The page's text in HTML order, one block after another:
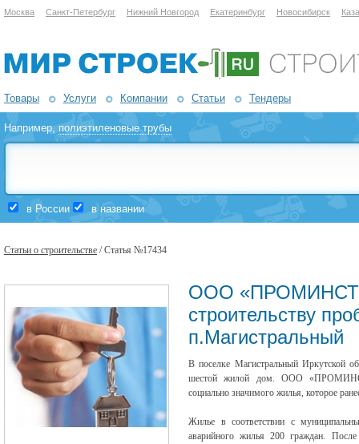
Москва Санкт-Петербург Нижний Новгород Екатеринбург Новосибирск
Товары Услуги Компании Статьи Тендеры
Например,полиэтиленовые трубы
в России в названии
Статьи о строительстве / Статья №17434
ООО
строительству
п.Магистральный
В поселке Магистральный Иркутской
шестой жилой дом. ООО
социально значимого жилья, которое
Жилье в соответствии с
аварийного жилья 200 граждан. После